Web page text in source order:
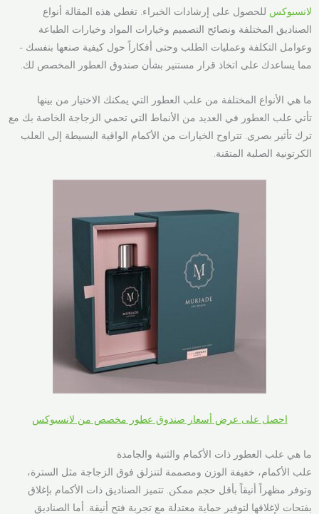
لانسبوكس للحصول على إرشادات الخبراء. تغطي هذه المقالة أنواع
الصناديق المختلفة ونصائح التصميم وخيارات المواد وخيارات الطباعة
وعوامل التكلفة وعمليات الطلب وحتى أفكاراً حول كيفية صنعها بنفسك -
مما يساعدك على اتخاذ قرار مستنير بشأن صندوق العطور المخصص لك.
ما هي الأنواع المختلفة من علب العطور التي يمكنك الاختيار من بينها
تأتي علب العطور في العديد من الأنماط التي تحمي الزجاجة الخاصة بك مع
ترك تأثير بصري. تتراوح الخيارات من الأكمام الواقية البسيطة إلى العلب
الكرتونية الصلبة المتقنة.
احصل على عرض أسعار صندوق عطور مخصص من لانسبوكس
ما هي علب العطور ذات الأكمام والثنية والجامدة
علب الأكمام، خفيفة الوزن ومصممة لتنزلق فوق الزجاجة مثل السترة،
وتوفر مظهراً أنيقاً بأقل حجم ممكن. تتميز الصناديق ذات الأكمام بإغلاق
بفتحات لإغلاقها لتوفير حماية معتدلة مع تجربة فتح أنيقة. أما الصناديق